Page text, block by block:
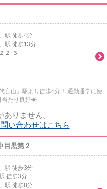
」駅 徒歩4分
」駅 徒歩13分
２２-３
山」駅より徒歩4分！ 通勤通学に便
当たり良好☀
りません。
い合わせはこちら
目黒第２
」駅 徒歩3分
徒歩3分
」駅 徒歩8分